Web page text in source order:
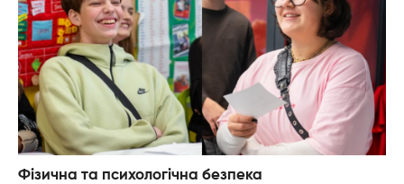
Фізична та психологічна безпека